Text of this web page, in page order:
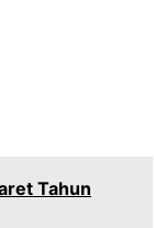
Tahun